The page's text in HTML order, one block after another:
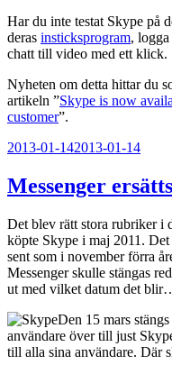
Har du inte testat Skype på
deras insticksprogram,
chatt till video med ett klick.
Nyheten om detta hittar du
artikeln ”Skype is now
customer”.
Publicerat
2013-01-142013-01-14
Messenger
Det blev rätt stora rubriker i
köpte Skype i maj 2011.
sent som i november förra
Messenger skulle stängas
ut med vilket datum det
Den 15 mars
användare över till just
till alla sina användare. Där